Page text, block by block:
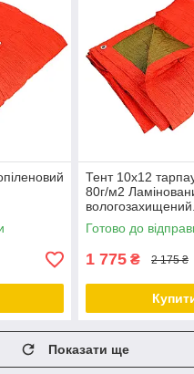
Тент 10х12
80г/м2
зелений.
Готово до
1 775 ₴ 2 175 ₴
Показати ще